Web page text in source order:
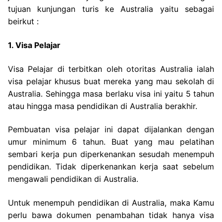
tujuan kunjungan turis ke Australia yaitu sebagai
beirkut :
1. Visa Pelajar
Visa Pelajar di terbitkan oleh otoritas Australia ialah
visa pelajar khusus buat mereka yang mau sekolah di
Australia. Sehingga masa berlaku visa ini yaitu 5 tahun
atau hingga masa pendidikan di Australia berakhir.
Pembuatan visa pelajar ini dapat dijalankan dengan
umur minimum 6 tahun. Buat yang mau pelatihan
sembari kerja pun diperkenankan sesudah menempuh
pendidikan. Tidak diperkenankan kerja saat sebelum
mengawali pendidikan di Australia.
Untuk menempuh pendidikan di Australia, maka Kamu
perlu bawa dokumen penambahan tidak hanya visa